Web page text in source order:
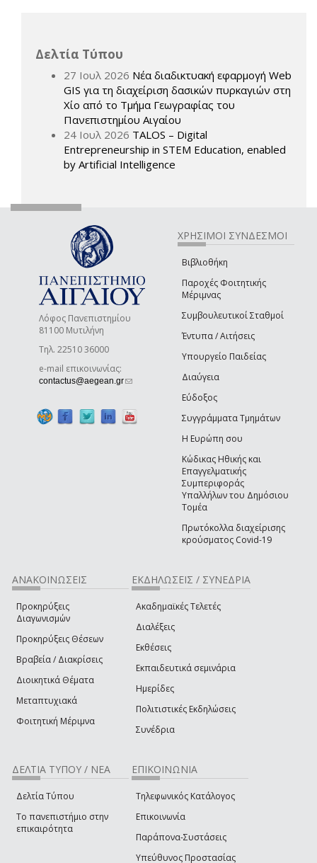
Δελτία Τύπου
27 Ιουλ 2026 Νέα διαδικτυακή εφαρμογή Web
GIS για τη διαχείριση δασικών πυρκαγιών στη
Χίο από το Τμήμα Γεωγραφίας του
Πανεπιστημίου Αιγαίου
24 Ιουλ 2026 TALOS – Digital
Entrepreneurship in STEM Education, enabled
by Artificial Intelligence
Λόφος Πανεπιστημίου
81100 Μυτιλήνη
Τηλ. 22510 36000
e-mail επικοινωνίας:
contactus@aegean.gr(link sends e-mail)
ΧΡΗΣΙΜΟΙ ΣΥΝΔΕΣΜΟΙ
Βιβλιοθήκη
Παροχές Φοιτητικής
Μέριμνας
Συμβουλευτικοί Σταθμοί
Έντυπα / Αιτήσεις
Υπουργείο Παιδείας
Διαύγεια
Εύδοξος
Συγγράμματα Τμημάτων
Η Ευρώπη σου
Κώδικας Ηθικής και
Επαγγελματικής
Συμπεριφοράς
Υπαλλήλων του Δημόσιου
Τομέα
Πρωτόκολλα διαχείρισης
κρούσματος Covid-19
ΑΝΑΚΟΙΝΩΣΕΙΣ
Προκηρύξεις
Διαγωνισμών
Προκηρύξεις Θέσεων
Βραβεία / Διακρίσεις
Διοικητικά Θέματα
Μεταπτυχιακά
Φοιτητική Μέριμνα
ΕΚΔΗΛΩΣΕΙΣ / ΣΥΝΕΔΡΙΑ
Ακαδημαϊκές Τελετές
Διαλέξεις
Εκθέσεις
Εκπαιδευτικά σεμινάρια
Ημερίδες
Πολιτιστικές Εκδηλώσεις
Συνέδρια
ΔΕΛΤΙΑ ΤΥΠΟΥ / ΝΕΑ
Δελτία Τύπου
Το πανεπιστήμιο στην
επικαιρότητα
ΕΠΙΚΟΙΝΩΝΙΑ
Τηλεφωνικός Κατάλογος
Επικοινωνία
Παράπονα-Συστάσεις
Υπεύθυνος Προστασίας